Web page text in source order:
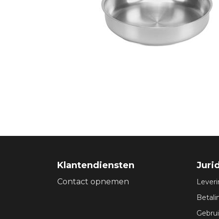
Klantendiensten
Contact opnemen